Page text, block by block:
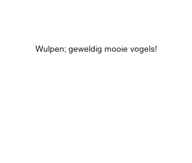
Wulpen; geweldig mooie vogels!